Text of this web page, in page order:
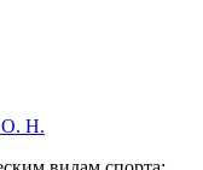
О. Н.